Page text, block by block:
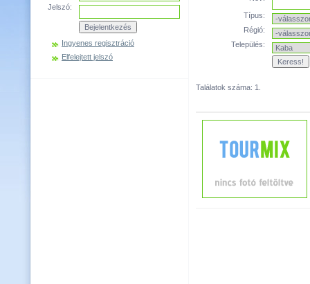
Jelszó:
Ingyenes regisztráció
Elfelejtett jelszó
Típus:
Régió:
Település:
Találatok száma: 1.